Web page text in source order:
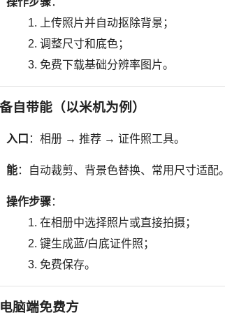
上传照片并自动抠除背景；
调整尺寸和底色；
免费下载基础分辨率图片。
自带能（以米机为例）
入口 ：相册 → 推荐 → 证件照工具。
能：自动裁剪、背景色替换、常用尺寸适配。
操作步骤：
在相册中选择照片或直接拍摄；
键生成蓝/白底证件照；
免费保存。
脑端免费方